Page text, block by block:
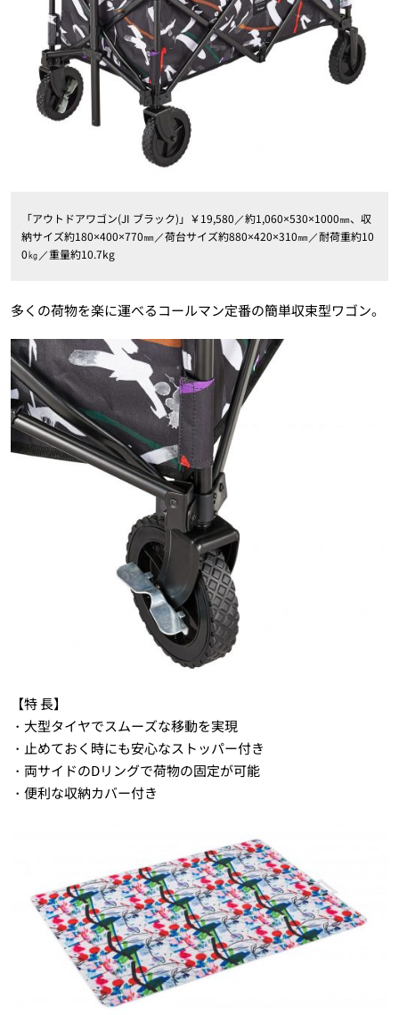
「アウトドアワゴン(JI ブラック)」￥19,580／約1,060×530×1000㎜、収
納サイズ約180×400×770㎜／荷台サイズ約880×420×310㎜／耐荷重約10
0㎏／重量約10.7kg
多くの荷物を楽に運べるコールマン定番の簡単収束型ワゴン。
【特 長】
・大型タイヤでスムーズな移動を実現
・止めておく時にも安心なストッパー付き
・両サイドのDリングで荷物の固定が可能
・便利な収納カバー付き